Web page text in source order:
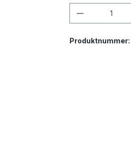
Produktnummer: